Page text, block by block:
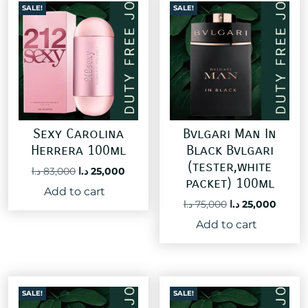
SALE!
Sexy Carolina
Herrera 100ml
83,000 د.ا
Original
price
25,000 د.ا
Current
Add to cart
SALE!
Bvlgari Man In
Black Bvlgari
(tester,white
packet) 100ml
75,000 د.ا
Original
price
25,000 د.ا
Add to cart
SALE! SALE!